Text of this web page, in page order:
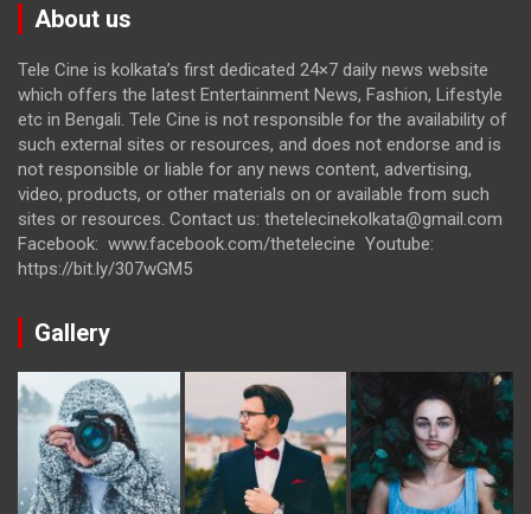
About us
Tele Cine is kolkata’s first dedicated 24×7 daily news website
which offers the latest Entertainment News, Fashion, Lifestyle
etc in Bengali. Tele Cine is not responsible for the availability of
such external sites or resources, and does not endorse and is
not responsible or liable for any news content, advertising,
video, products, or other materials on or available from such
sites or resources. Contact us: thetelecinekolkata@gmail.com
Facebook: www.facebook.com/thetelecine Youtube:
https://bit.ly/307wGM5
Gallery